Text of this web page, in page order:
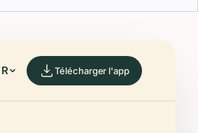
Télécharger l'app